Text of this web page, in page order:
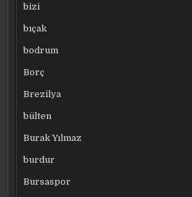
bizi
bıçak
bodrum
Borç
Brezilya
bülten
Burak Yılmaz
burdur
Bursaspor